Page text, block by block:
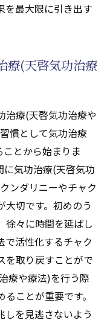
を最大限に引き出す
療(天啓気功治療
治療(天啓気功治療や
慣として気功治療
とから始まりま
に気功治療(天啓気功
ンダリニーやチャク
大切です。初めのう
徐々に時間を延ばし
で活性化するチャク
を取り戻すことがで
療や療法)を行う際
ことが重要です。
しを見逃さないよう